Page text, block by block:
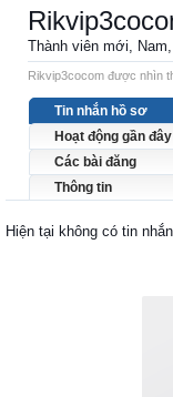
Thành viên mới,
Rikvip3cocom được nhìn
Tin nhắn hồ sơ
Hoạt động gần đây
Các bài đăng
Thông tin
Hiện tại không có tin